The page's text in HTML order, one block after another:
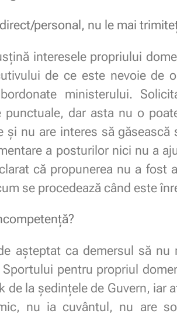
personal, nu le mai
interesele propriului
de ce este nevoie de
ministerului.
punctuale, dar asta nu o
și nu are interes să
a posturilor nici nu a
că propunerea nu a fost
se procedează când este
așteptat ca demersul să
pentru propriul
de la ședințele de Guvern,
nu ia cuvântul, nu are